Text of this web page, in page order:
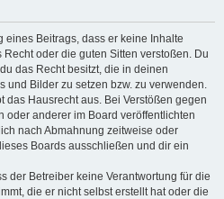
eines Beitrags, dass er keine Inhalte
oder die guten Sitten verstoßen. Du
das Recht besitzt, die in deinen
und Bilder zu setzen bzw. zu verwenden.
das Hausrecht aus. Bei Verstößen gegen
oder anderer im Board veröffentlichten
nach Abmahnung zeitweise oder
Boards ausschließen und dir ein
der Betreiber keine Verantwortung für die
die er nicht selbst erstellt hat oder die